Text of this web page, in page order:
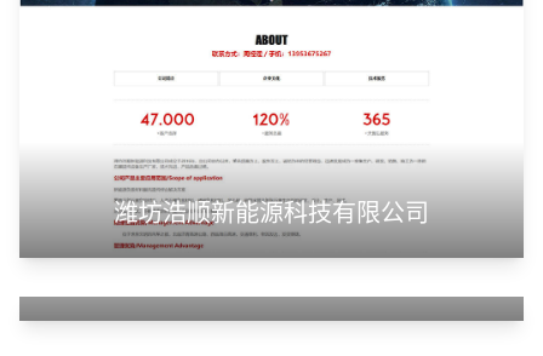
潍坊浩顺新能源科技有限公司